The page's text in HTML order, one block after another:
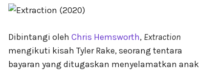
Dibintangi oleh Chris Hemsworth, Extraction
mengikuti kisah Tyler Rake, seorang tentara
bayaran yang ditugaskan menyelamatkan anak